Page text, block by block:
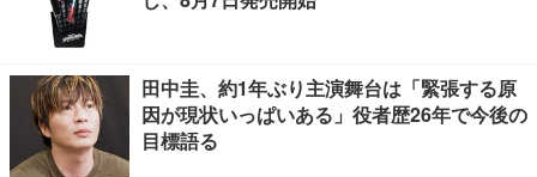
田中圭、約1年ぶり主演舞台は「緊張する原
因が現状いっぱいある」役者歴26年で今後の
目標語る